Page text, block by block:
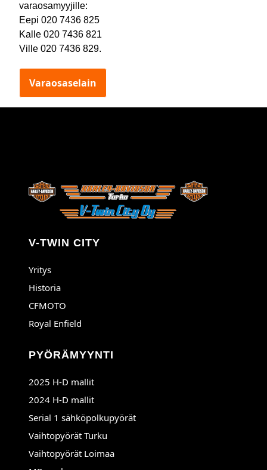
varaosamyyjille:
Eepi 020 7436 825
Kalle 020 7436 821
Ville 020 7436 829.
Varaosaselain
V-TWIN CITY
Yritys
Historia
CFMOTO
Royal Enfield
PYÖRÄMYYNTI
2025 H-D mallit
2024 H-D mallit
Serial 1 sähköpolkupyörät
Vaihtopyörät Turku
Vaihtopyörät LoimaaAvautuu uuteen ikkunaan